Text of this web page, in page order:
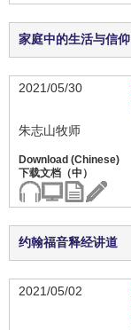
家庭中的生活与信仰
2021/05/30
朱志山牧师
约翰福音释经讲道
2021/05/02